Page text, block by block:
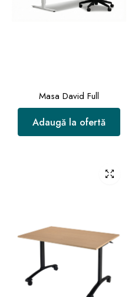
Masa David Full
Adaugă la ofertă